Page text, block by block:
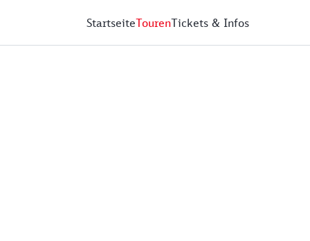
StartseiteTourenTickets & Infos